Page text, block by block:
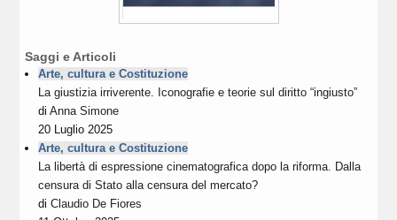
Saggi e Articoli
Arte, cultura e Costituzione
La giustizia irriverente. Iconografie e teorie sul diritto “ingiusto”
diAnna Simone
20 Luglio 2025
Arte, cultura e Costituzione
La libertà di espressione cinematografica dopo la riforma. Dalla
censura di Stato alla censura del mercato?
diClaudio De Fiores